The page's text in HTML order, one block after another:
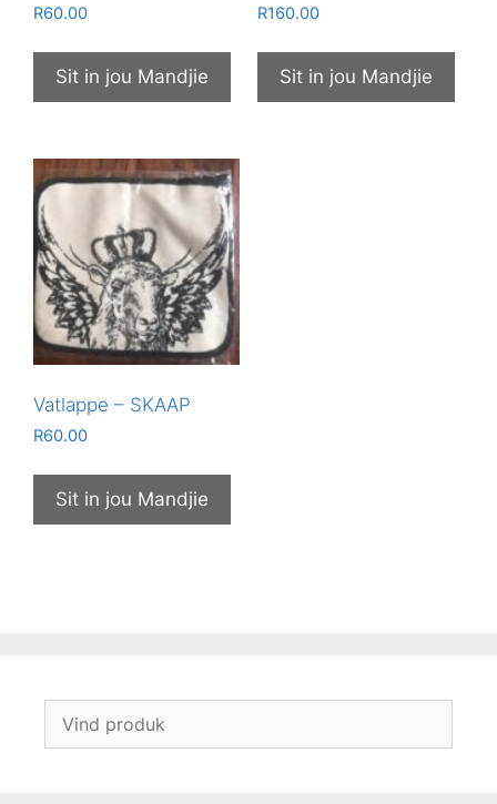
R60.00
Sit in jou Mandjie
R160.00
Sit in jou Mandjie
Vatlappe – SKAAP
R60.00
Sit in jou Mandjie